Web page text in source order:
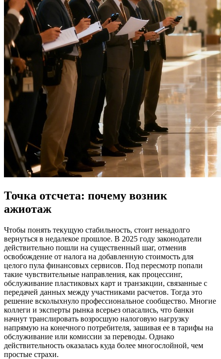
Точка отсчета: почему возник
ажиотаж
Чтобы понять текущую стабильность, стоит ненадолго
вернуться в недалекое прошлое. В 2025 году законодатели
действительно пошли на существенный шаг, отменив
освобождение от налога на добавленную стоимость для
целого пула финансовых сервисов. Под пересмотр попали
такие чувствительные направления, как процессинг,
обслуживание пластиковых карт и транзакции, связанные с
передачей данных между участниками расчетов. Тогда это
решение всколыхнуло профессиональное сообщество. Многие
коллеги и эксперты рынка всерьез опасались, что банки
начнут транслировать возросшую налоговую нагрузку
напрямую на конечного потребителя, зашивая ее в тарифы на
обслуживание или комиссии за переводы. Однако
действительность оказалась куда более многослойной, чем
простые страхи.